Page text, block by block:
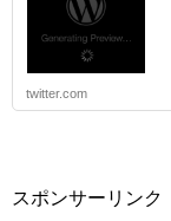
twitter.com
スポンサーリンク